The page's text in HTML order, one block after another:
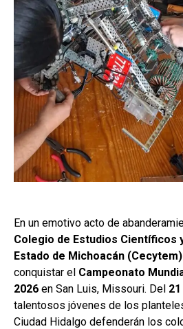
En un emotivo acto de
Colegio de Estudios Científicos
Estado de Michoacán (Cecytem)
conquistar el Campeonato
2026 en San Luis, Missouri. Del
talentosos jóvenes de los
Ciudad Hidalgo defenderán los